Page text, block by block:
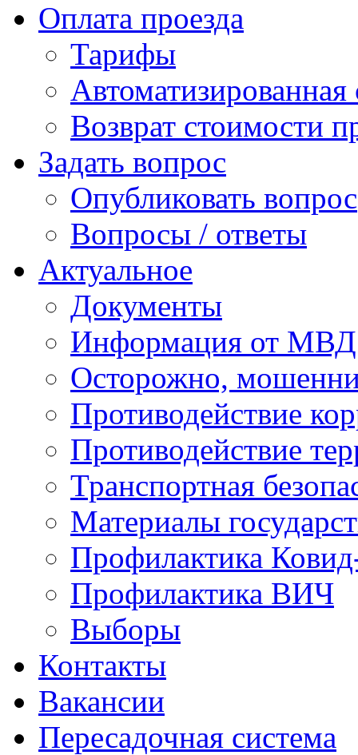
Оплата проезда
Тарифы
Возврат стоимости
Задать вопрос
Опубликовать вопрос
Вопросы / ответы
Актуальное
Документы
Информация от МВД
Осторожно,
Противодействие
Противодействие
Транспортная
Материалы
Профилактика
Профилактика ВИЧ
Выборы
Контакты
Вакансии
Пересадочная система